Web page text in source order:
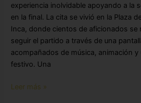
experiencia inolvidable apoyando a la
en la final. La cita se vivió en la Plaza
Inca, donde cientos de aficionados se
seguir el partido a través de una
acompañados de música, animación
festivo. Una
Leer más »